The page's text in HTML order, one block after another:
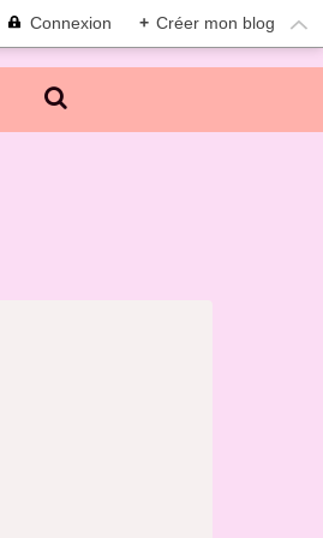
Connexion + Créer mon blog